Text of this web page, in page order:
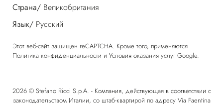
Страна/ Великобритания
Язык/ Русский
Этот веб-сайт защищен reCAPTCHA. Кроме того, применяются
Политика конфиденциальности и Условия оказания услуг Google.
2026 © Stefano Ricci S.p.A. - Компания, действующая в соответствии с
законодательством Италии, со штаб-квартирой по адресу Via Faentina